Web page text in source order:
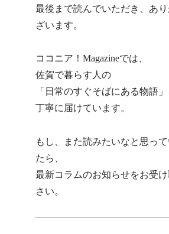
最後まで読んでいただき、あ
ざいます。
ココニア！Magazineでは、
佐賀で暮らす人の
「日常のすぐそばにある物語
丁寧に届けています。
もし、また読みたいなと思っ
たら、
最新コラムのお知らせをお受
さい。